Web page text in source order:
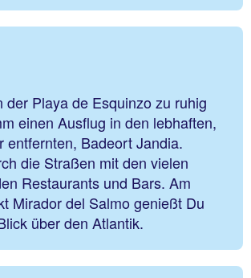
der Playa de Esquinzo zu ruhig
einen Ausflug in den lebhaften,
entfernten, Badeort Jandia.
die Straßen mit den vielen
Restaurants und Bars. Am
Mirador del Salmo genießt Du
über den Atlantik.